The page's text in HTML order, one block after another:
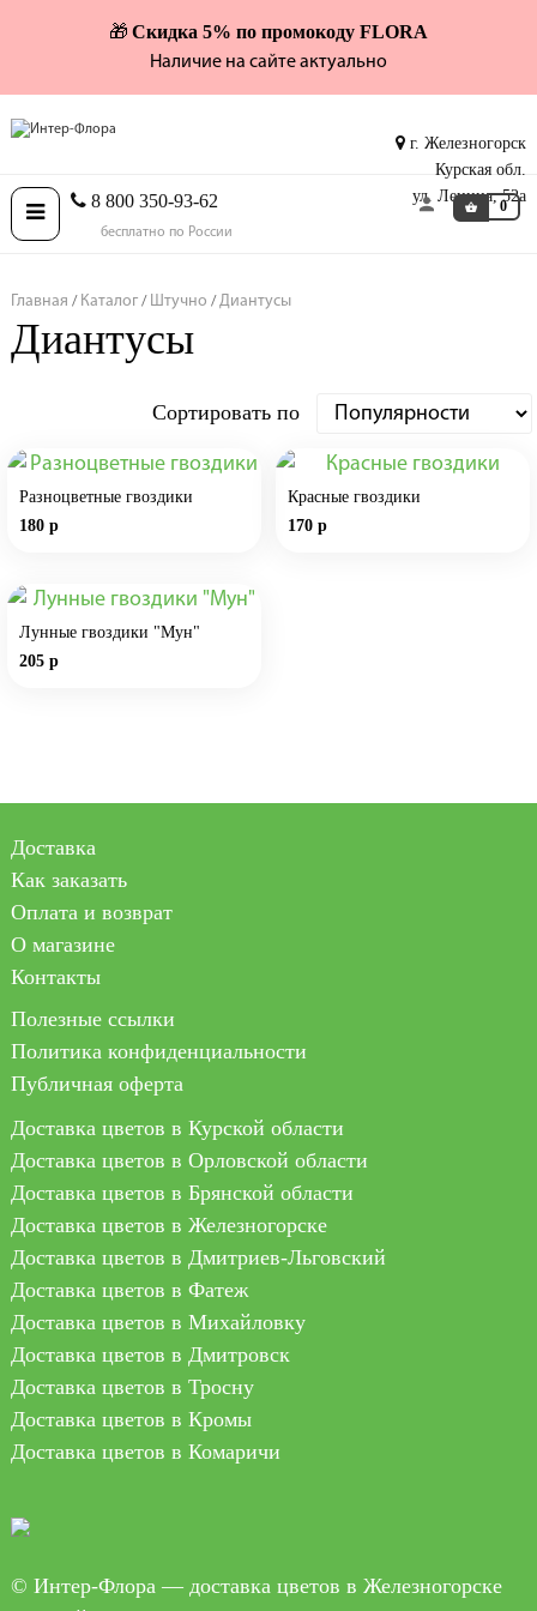
🎁 Скидка 5% по промокоду FLORA
Наличие на сайте актуально
г. Железногорск
Курская обл.
ул. Ленина, 52а
8 800 350-93-62
бесплатно по России
Toggle
navigation
0
Главная Каталог Штучно Диантусы
Диантусы
Сортировать по
Разноцветные гвоздики
180 р
Красные гвоздики
170 р
Лунные гвоздики "Мун"
205 р
Доставка
Как заказать
Оплата и возврат
О магазине
Контакты
Полезные ссылки
Политика конфиденциальности
Публичная оферта
Доставка цветов в Курской области
Доставка цветов в Орловской области
Доставка цветов в Брянской области
Доставка цветов в Железногорске
Доставка цветов в Дмитриев-Льговский
Доставка цветов в Фатеж
Доставка цветов в Михайловку
Доставка цветов в Дмитровск
Доставка цветов в Тросну
Доставка цветов в Кромы
Доставка цветов в Комаричи
© Интер-Флора — доставка цветов в Железногорске